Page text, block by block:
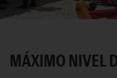
MÁXIMO NIVEL